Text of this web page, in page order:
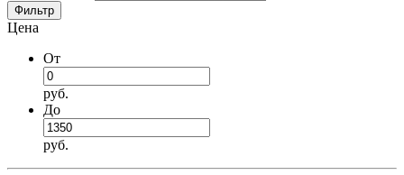
Фильтр
Цена
От
руб.
До
руб.